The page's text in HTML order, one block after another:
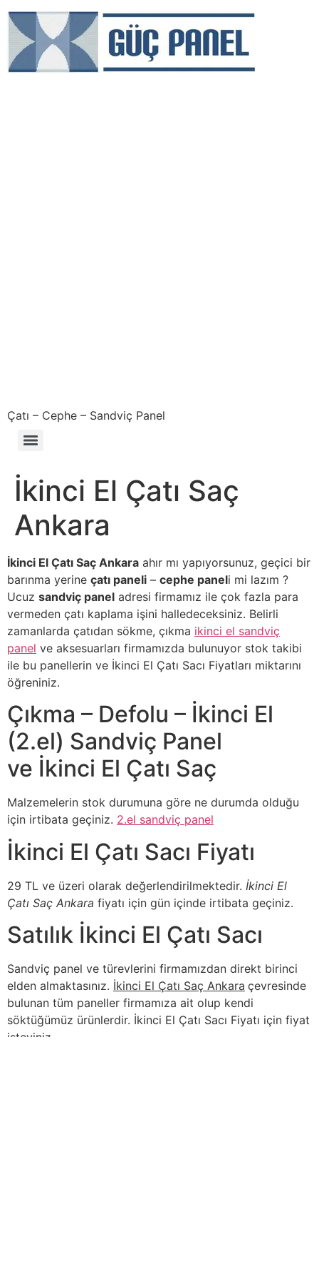
Çatı – Cephe – Sandviç Panel
İkinci El Çatı Saç
Ankara
İkinci El Çatı Saç Ankara ahır mı yapıyorsunuz, geçici bir
barınma yerine çatı paneli – cephe paneli mi lazım ?
Ucuz sandviç panel adresi firmamız ile çok fazla para
vermeden çatı kaplama işini halledeceksiniz. Belirli
zamanlarda çatıdan sökme, çıkma ikinci el sandviç
panel ve aksesuarları firmamızda bulunuyor stok takibi
ile bu panellerin ve İkinci El Çatı Sacı Fiyatları miktarını
öğreniniz.
Çıkma – Defolu – İkinci El
(2.el) Sandviç Panel
ve İkinci El Çatı Saç
Malzemelerin stok durumuna göre ne durumda olduğu
için irtibata geçiniz. 2.el sandviç panel
İkinci El Çatı Sacı Fiyatı
29 TL ve üzeri olarak değerlendirilmektedir. İkinci El
Çatı Saç Ankara fiyatı için gün içinde irtibata geçiniz.
Satılık İkinci El Çatı Sacı
Sandviç panel ve türevlerini firmamızdan direkt birinci
elden almaktasınız. İkinci El Çatı Saç Ankara çevresinde
bulunan tüm paneller firmamıza ait olup kendi
söktüğümüz ürünlerdir. İkinci El Çatı Sacı Fiyatı için fiyat
isteyiniz.